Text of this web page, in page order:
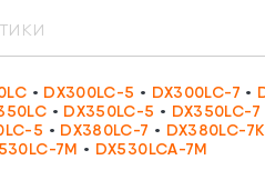
• DX300LC-5 • DX300LC-7 •
• DX350LC-5 • DX350LC-7
5 • DX380LC-7 • DX380LC-7K
7M • DX530LCA-7M